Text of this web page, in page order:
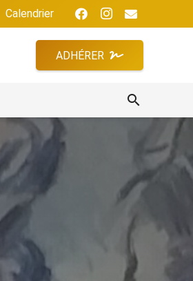
Calendrier
ADHÉRER
search